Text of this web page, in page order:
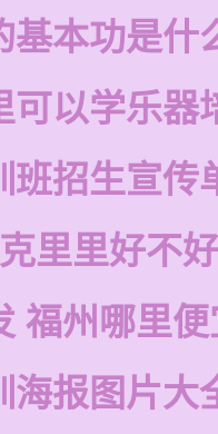
基本功是什
可以学乐器
班招生宣传
里里好不好
福州哪里便
海报图片大